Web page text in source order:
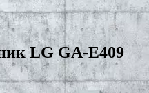
LG GA-E409